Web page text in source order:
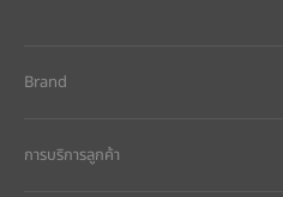
Brand
การบริการลูกค้า